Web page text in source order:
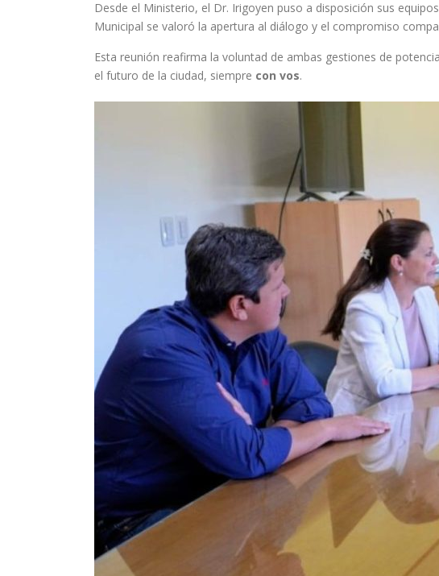
Desde el Ministerio, el Dr. Irigoyen puso a disposición sus
Municipal se valoró la apertura al diálogo y el compromiso
Esta reunión reafirma la voluntad de ambas gestiones de
el futuro de la ciudad, siempre con vos.